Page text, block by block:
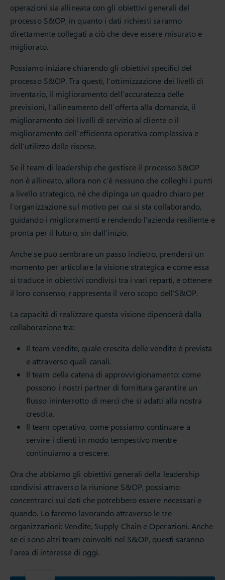
operazioni sia allineata con gli obiettivi generali del
processo S&OP, in quanto i dati richiesti saranno
direttamente collegati a ciò che deve essere misurato e
migliorato.
Possiamo iniziare chiarendo gli obiettivi specifici del
processo S&OP. Tra questi, l’ottimizzazione dei livelli di
inventario, il miglioramento dell’accuratezza delle
previsioni, l’allineamento dell’offerta alla domanda, il
miglioramento dei livelli di servizio al cliente o il
miglioramento dell’efficienza operativa complessiva e
dell’utilizzo delle risorse.
Se il team di leadership che gestisce il processo S&OP
non è allineato, allora non c’è nessuno che colleghi i punti
a livello strategico, né che dipinga un quadro chiaro per
l’organizzazione sul motivo per cui si sta collaborando,
guidando i miglioramenti e rendendo l’azienda resiliente e
pronta per il futuro, sin dall’inizio.
Anche se può sembrare un passo indietro, prendersi un
momento per articolare la visione strategica e come essa
si traduce in obiettivi condivisi tra i vari reparti, e ottenere
il loro consenso, rappresenta il vero scopo dell’S&OP.
La capacità di realizzare questa visione dipenderà dalla
collaborazione tra:
Il team vendite, quale crescita delle vendite è prevista
e attraverso quali canali.
Il team della catena di approvvigionamento: come
possono i nostri partner di fornitura garantire un
flusso ininterrotto di merci che si adatti alla nostra
crescita.
Il team operativo, come possiamo continuare a
servire i clienti in modo tempestivo mentre
continuiamo a crescere.
Ora che abbiamo gli obiettivi generali della leadership
condivisi attraverso la riunione S&OP, possiamo
concentrarci sui dati che potrebbero essere necessari e
quando. Lo faremo lavorando attraverso le tre
organizzazioni: Vendite, Supply Chain e Operazioni. Anche
se ci sono altri team coinvolti nel S&OP, questi saranno
l’area di interesse di oggi.